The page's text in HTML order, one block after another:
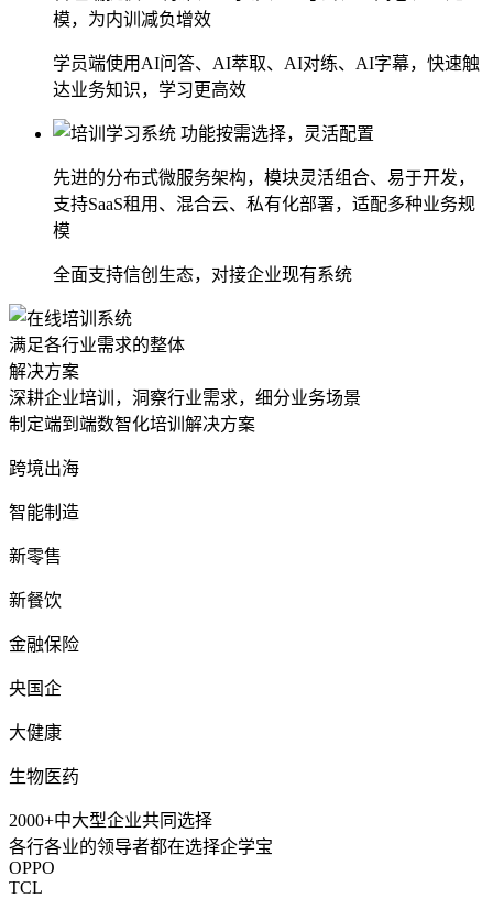
模，为内训减负增效
学员端使用AI问答、AI萃取、AI对练、AI字幕，快速触
达业务知识，学习更高效
功能按需选择，灵活配置
先进的分布式微服务架构，模块灵活组合、易于开发，
支持SaaS租用、混合云、私有化部署，适配多种业务规
模
全面支持信创生态，对接企业现有系统
满足各行业需求的整体
解决方案
深耕企业培训，洞察行业需求，细分业务场景
制定端到端数智化培训解决方案
跨境出海
智能制造
新零售
新餐饮
金融保险
央国企
大健康
生物医药
2000+中大型企业共同选择
各行各业的领导者都在选择企学宝
OPPO
TCL